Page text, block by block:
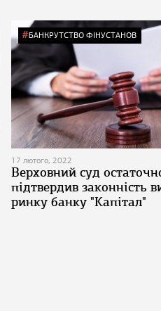
БАНКРУТСТВО ФІНУСТАНОВ
17 лютого, 2022
Верховний суд
підтвердив законність
ринку банку "Капітал"